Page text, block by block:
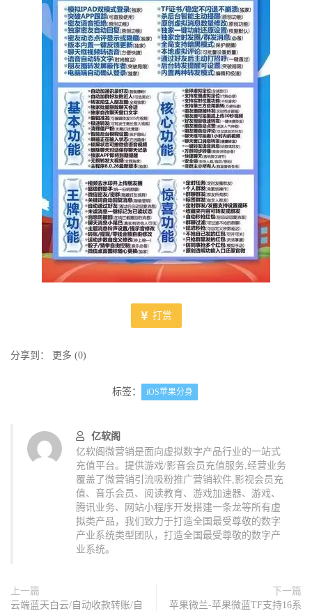
打赏
分享到： 更多 (0)
标签： iOS苹果分身
亿软阁
亿软阁微营销是面向虚拟数字产品行业的一站式
充值平台。提供游戏/影音会员充值服务,经营业务
覆盖了微营销引流吸粉推广营销软件,影视会员充
值、音乐会员、阅读教育、游戏加速器、游戏、
腾讯业务、网站小程序开发搭建一条龙等所有虚
拟类产品，我们致力于打造全国最受尊敬的数字
产业系统类型团队，打造全国最受尊敬的数字产
业系统。
上一篇
云端蓝天白云/自动收款转账/自
下一篇
苹果微兰-苹果微蓝TF支持16系